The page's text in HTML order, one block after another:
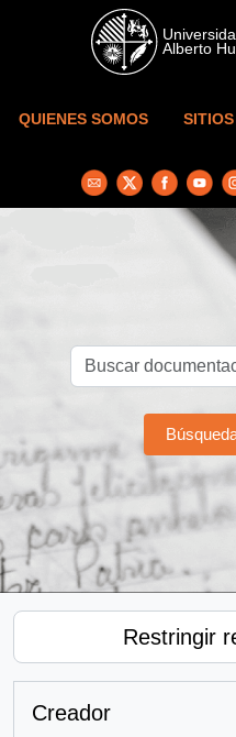
Skip to main content
QUIENES SOMOS
Restringir
Creador